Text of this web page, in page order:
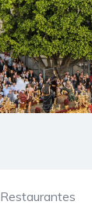
Restaurantes